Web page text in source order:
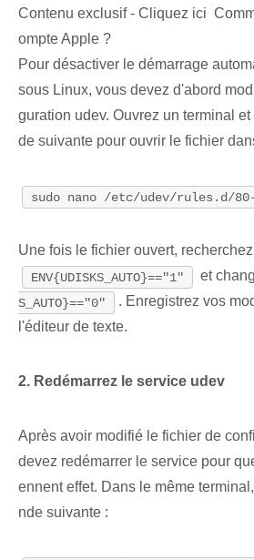
Contenu exclusif - Cliquez ici
ompte Apple ?
Pour désactiver le démarrage
sous Linux, vous devez d'abord
guration udev. Ouvrez un terminal
de suivante pour ouvrir le fichier
sudo nano /etc/udev/rules.d/
Une fois le fichier ouvert,
ENV{UDISKS_AUTO}=="1" et⁤
S_AUTO}=="0"
. Enregistrez vos
l'éditeur de texte.
2. Redémarrez⁤ le⁣ service udev
Après avoir modifié le fichier de
devez redémarrer le service pour
ennent effet. ⁤Dans le même
nde suivante :